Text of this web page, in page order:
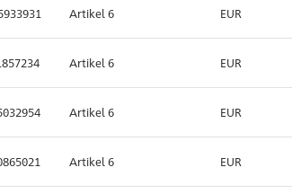
Artikel 6 EUR
Artikel 6 EUR
Artikel 6 EUR
Artikel 6 EUR